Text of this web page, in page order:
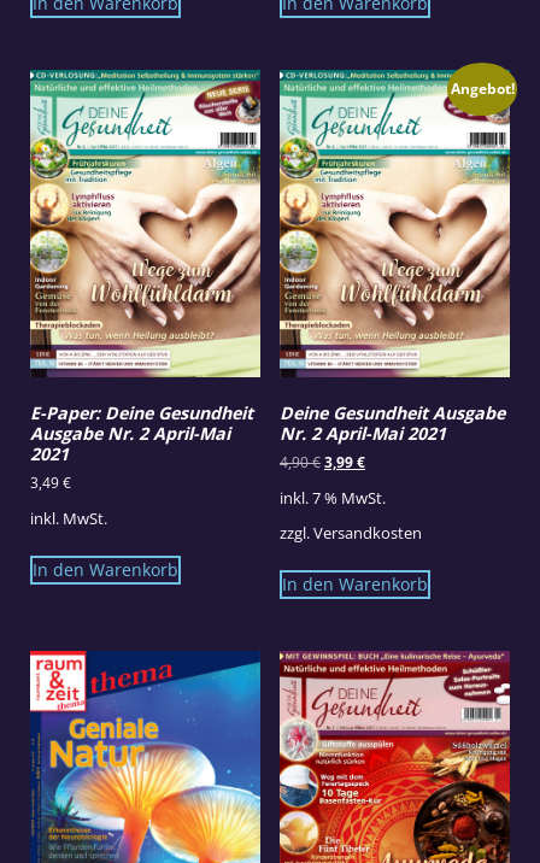
E-Paper: Deine Gesundheit
Ausgabe Nr. 2 April-Mai
2021
3,49€
inkl. MwSt.
In den Warenkorb
Angebot!
Deine Gesundheit Ausgabe
Nr. 2 April-Mai 2021
4,90€Ursprünglicher
war:
4,90 €
3,99€Aktueller
ist:
3,99 €.
inkl. 7 % MwSt.
zzgl.Versandkosten
In den Warenkorb